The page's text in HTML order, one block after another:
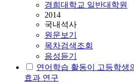
경희대학교 일반대학원
2014
국내석사
원문보기
목차검색조회
음성듣기
연어 학습 활동이 고등학생
효과 연구